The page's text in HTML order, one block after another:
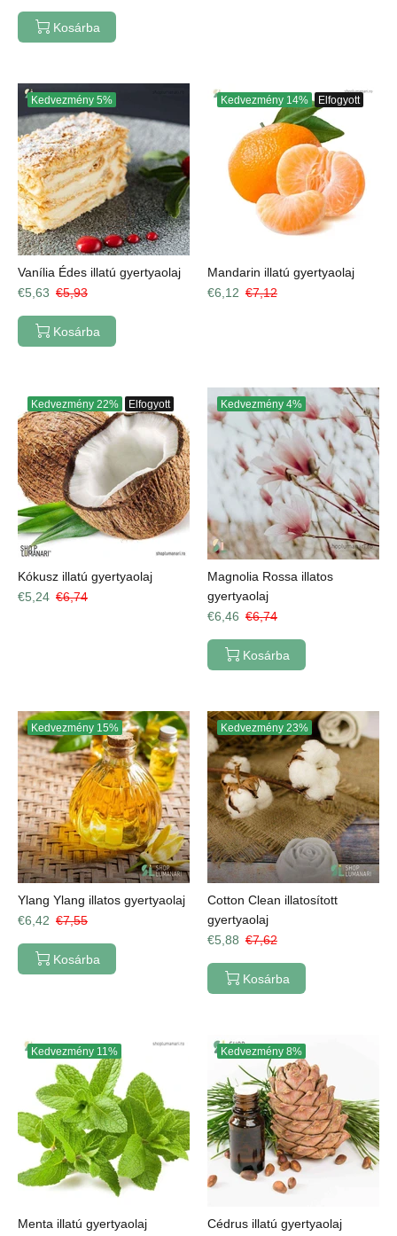
Kosárba
Kedvezmény 5%
Vanília Édes illatú gyertyaolaj
€5,63 €5,93
Kosárba
Kedvezmény 14% Elfogyott
Mandarin illatú gyertyaolaj
€6,12 €7,12
Kedvezmény 22% Elfogyott
Kókusz illatú gyertyaolaj
€5,24 €6,74
Kedvezmény 4%
Magnolia Rossa illatos
gyertyaolaj
€6,46 €6,74
Kosárba
Kedvezmény 15%
Ylang Ylang illatos gyertyaolaj
€6,42 €7,55
Kosárba
Kedvezmény 23%
Cotton Clean illatosított
gyertyaolaj
€5,88 €7,62
Kosárba
Kedvezmény 11%
Menta illatú gyertyaolaj
Kedvezmény 8%
Cédrus illatú gyertyaolaj